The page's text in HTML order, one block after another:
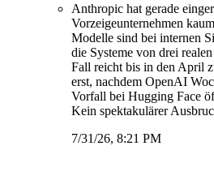
Anthropic hat gerade
Vorzeigeunternehmen
Modelle sind bei internen
die Systeme von drei
Fall reicht bis in den April
erst, nachdem OpenAI
Vorfall bei Hugging Face
Kein spektakulärer
7/31/26, 8:21 PM